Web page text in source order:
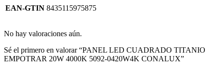
EAN-GTIN 8435115975875
No hay valoraciones aún.
Sé el primero en valorar “PANEL LED CUADRADO TITANIO
EMPOTRAR 20W 4000K 5092-0420W4K CONALUX”